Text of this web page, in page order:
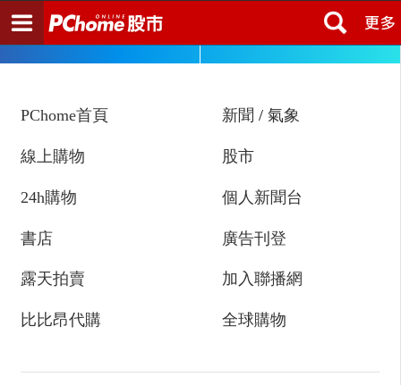
登入
PChome首頁
線上購物
24h購物
書店
露天拍賣
比比昂代購
新聞 / 氣象
股市
個人新聞台
廣告刊登
加入聯播網
全球購物